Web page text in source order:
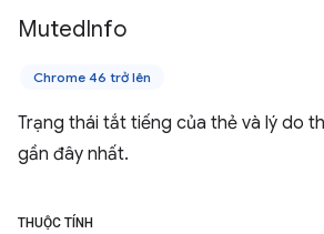
MutedInfo
Chrome 46 trở lên
Trạng thái tắt tiếng của thẻ và lý do
gần đây nhất.
THUỘC TÍNH